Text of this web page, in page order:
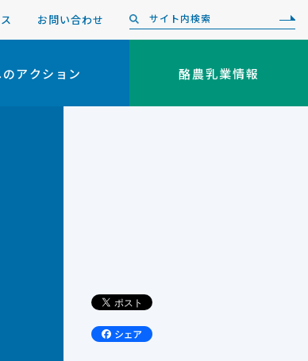
お問い合わせ
アクション 酪農乳業情報